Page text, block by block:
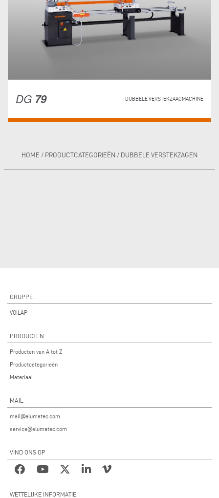
DG 79 DUBBELE VERSTEKZAAGMACHINE
HOME / PRODUCTCATEGORIEËN / DUBBELE VERSTEKZAGEN
GRUPPE
VOILÀP
PRODUCTEN
Producten van A tot Z
Productcategorieën
Materiaal
MAIL
mail@elumatec.com
service@elumatec.com
VIND ONS OP
WETTELIJKE INFORMATIE